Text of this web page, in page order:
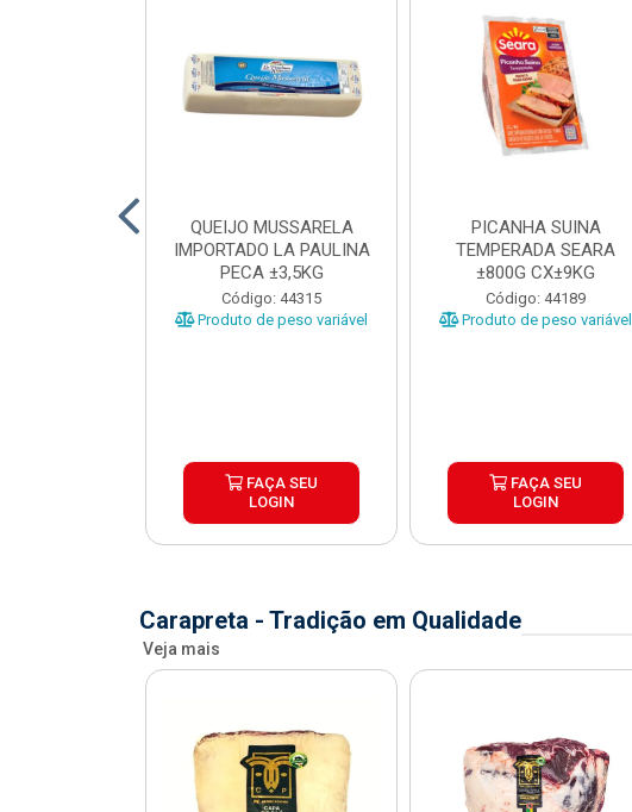
QUEIJO MUSSARELA
IMPORTADO LA PAULINA
PECA ±3,5KG
Código: 44315
Produto de peso variável
FAÇA SEU
LOGIN
PICANHA SUINA
TEMPERADA SEARA
±800G CX±9KG
Código: 44189
Produto de peso variável
FAÇA SEU
LOGIN
Carapreta - Tradição em Qualidade
Veja mais